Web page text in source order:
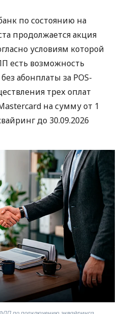
по состоянию на
продолжается акция
условиям которой
есть возможность
абонплаты за POS-
трех оплат
на сумму от 1
до 30.09.2026